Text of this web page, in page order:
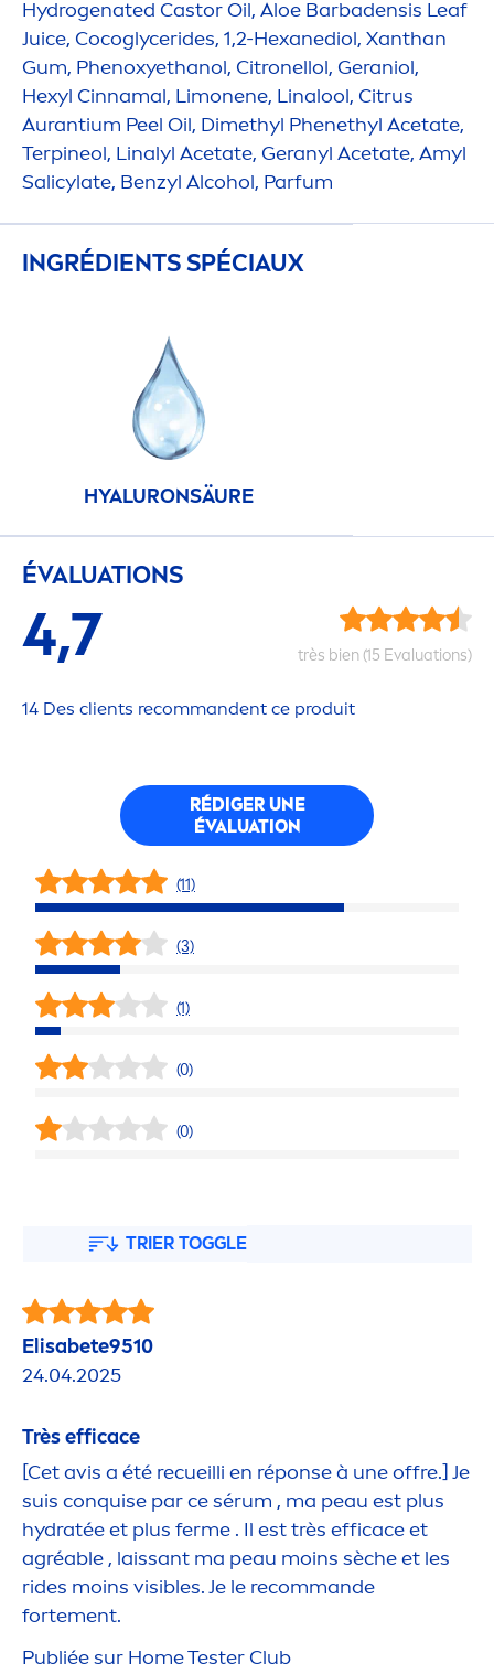
Hydrogenated Castor Oil, Aloe Barbadensis Leaf
Juice, Cocoglycerides, 1,2-Hexanediol, Xanthan
Gum, Phenoxyethanol, Citronellol, Geraniol,
Hexyl Cinnamal, Limonene, Linalool, Citrus
Aurantium Peel Oil, Dimethyl Phenethyl Acetate,
Terpineol, Linalyl Acetate, Geranyl Acetate, Amyl
Salicylate, Benzyl Alcohol, Parfum
INGRÉDIENTS SPÉCIAUX
HYALURONSÄURE
ÉVALUATIONS
4,7 très bien (15 Evaluations)
14 Des clients recommandent ce produit
RÉDIGER UNE
ÉVALUATION
(11)
(3)
(1)
(0)
(0)
TRIER TOGGLE
Elisabete9510
24.04.2025
Très efficace
[Cet avis a été recueilli en réponse à une offre.] Je
suis conquise par ce sérum , ma peau est plus
hydratée et plus ferme . Il est très efficace et
agréable , laissant ma peau moins sèche et les
rides moins visibles. Je le recommande
fortement.
Publiée sur Home Tester Club